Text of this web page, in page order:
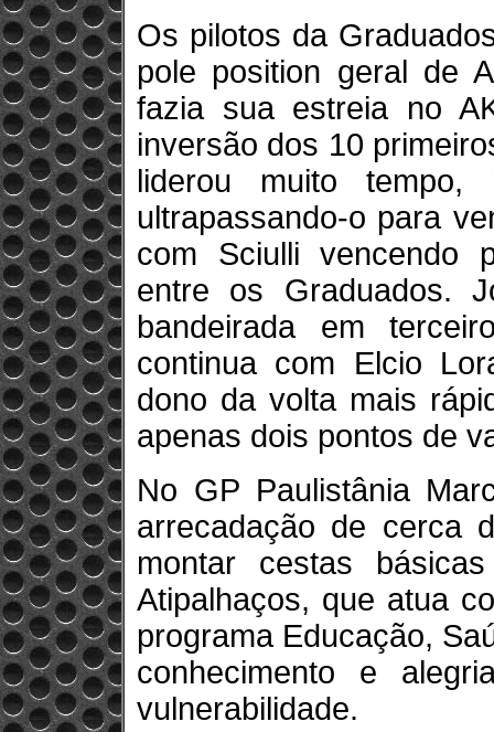
Os pilotos da
pole position geral de
fazia sua estreia no
inversão dos 10
liderou muito tempo,
ultrapassando-o para
com Sciulli vencendo
entre os Graduados.
bandeirada em
continua com Elcio
dono da volta mais
apenas dois pontos de
No GP Paulistânia
arrecadação de cerca
montar cestas
Atipalhaços, que atua
programa Educação,
conhecimento e
vulnerabilidade.